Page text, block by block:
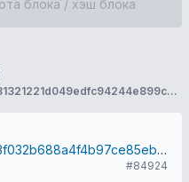
153c0f963261f18ce2e85ce877618a031321221d049edfc94244e899cb5424bc
13f032b688a4f4b97ce85eb5285acf4bdbc6ff92d5c742c498b7ed0e1ca42eaf
#84924